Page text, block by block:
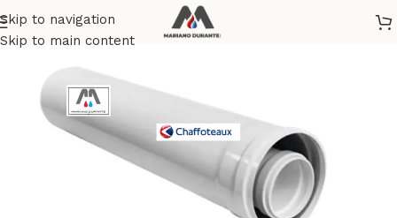
Skip to navigation
Skip to main content
Home /RISCALDAMENTO/ACCESSORI E RICAMBI CALDAIE